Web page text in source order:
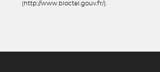
(http://www.bloctel.gouv.fr/).